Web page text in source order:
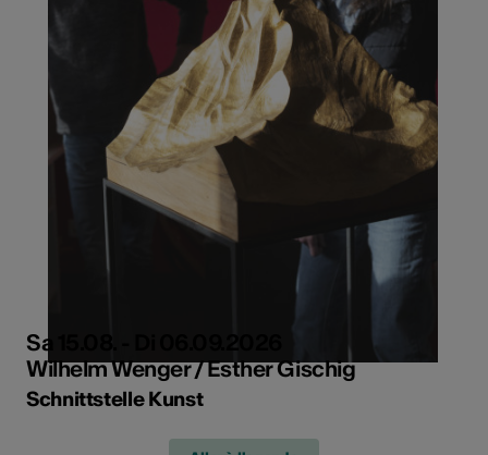
Sa 15.08. - Di 06.09.2026
Wilhelm Wenger / Esther Gischig
Schnittstelle Kunst